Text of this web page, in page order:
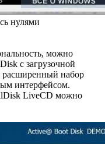
нулями
можно
с загрузочной
расширенный набор
интерфейсом.
LiveCD можно